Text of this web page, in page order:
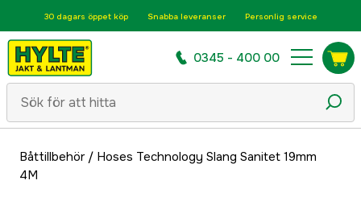
30 dagars öppet köp Snabba leveranser Personlig service
0345 - 400 00
Båttillbehör/ Hoses Technology Slang Sanitet 19mm
4M